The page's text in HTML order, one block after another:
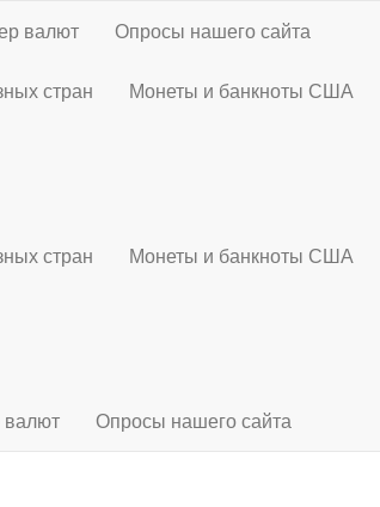
валют Опросы нашего сайта
стран Монеты и банкноты США
стран Монеты и банкноты США
валют Опросы нашего сайта